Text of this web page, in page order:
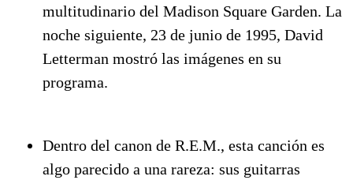
multitudinario del Madison Square Garden. La
noche siguiente, 23 de junio de 1995, David
Letterman mostró las imágenes en su
programa.
Dentro del canon de R.E.M., esta canción es
algo parecido a una rareza: sus guitarras